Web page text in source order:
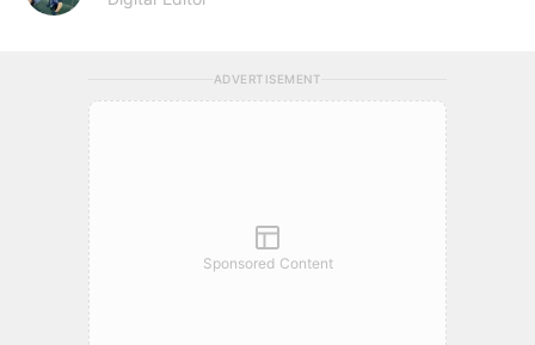
ADVERTISEMENT
Sponsored Content